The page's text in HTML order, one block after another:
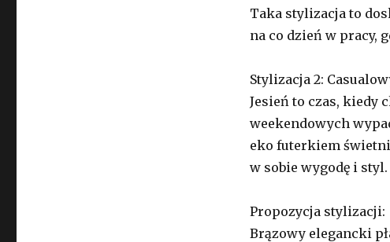
Taka stylizacja to
na co dzień w pracy,
Stylizacja 2:
Jesień to czas, kiedy
weekendowych
eko futerkiem
w sobie wygodę i styl.
Propozycja stylizacji:
Brązowy elegancki